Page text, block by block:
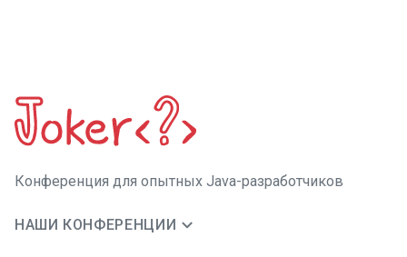
Конференция для опытных Java-разработчиков
НАШИ КОНФЕРЕНЦИИ